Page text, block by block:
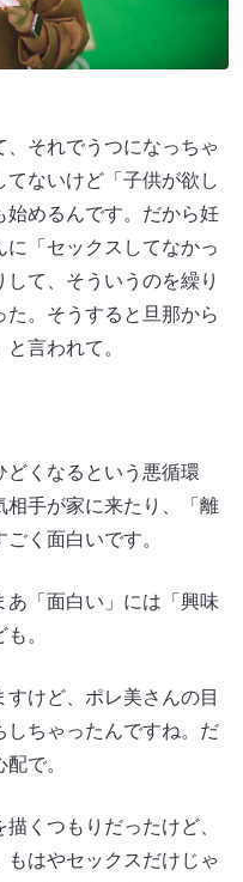
それでうつになっちゃ
てないけど「子供が欲し
始めるんです。だから妊
「セックスしてなかっ
て、そういうのを繰り
。そうすると旦那から
言われて。
くなるという悪循環
相手が家に来たり、「離
く面白いです。
「面白い」には「興味
。
けど、ポレ美さんの目
しちゃったんですね。だ
で。
くつもりだったけど、
はやセックスだけじゃ